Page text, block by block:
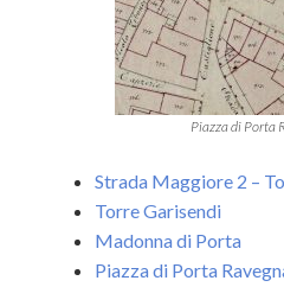
Piazza di Porta
Strada Maggiore 2 –
Torre Garisendi
Madonna di Porta
Piazza di Porta